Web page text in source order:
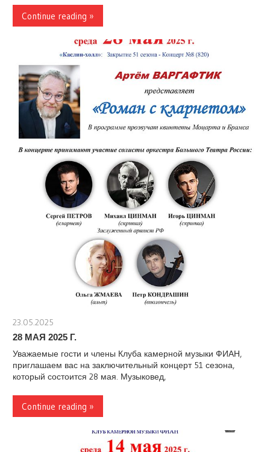
Continue reading »
23.05.2025
28 МАЯ 2025 Г.
Уважаемые гости и члены Клуба камерной музыки ФИАН,
приглашаем вас на заключительный концерт 51 сезона,
который состоится 28 мая. Музыковед,
Continue reading »